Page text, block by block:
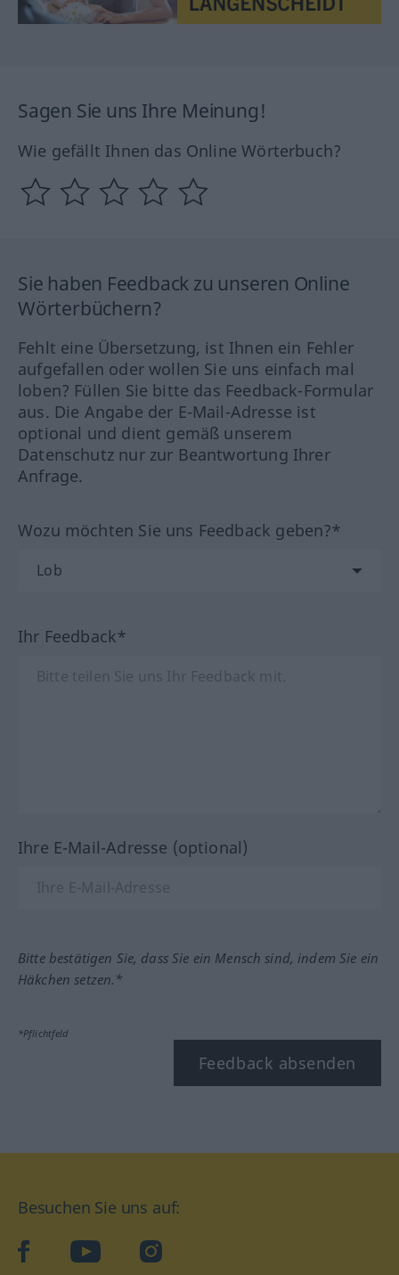
Sagen Sie uns Ihre Meinung!
Wie gefällt Ihnen das Online Wörterbuch?
Sie haben Feedback zu unseren Online
Wörterbüchern?
Fehlt eine Übersetzung, ist Ihnen ein Fehler
aufgefallen oder wollen Sie uns einfach mal
loben? Füllen Sie bitte das Feedback-Formular
aus. Die Angabe der E-Mail-Adresse ist
optional und dient gemäß unserem
Datenschutz nur zur Beantwortung Ihrer
Anfrage.
Wozu möchten Sie uns Feedback geben?*
Ihr Feedback*
Ihre E-Mail-Adresse (optional)
Bitte bestätigen Sie, dass Sie ein Mensch sind, indem Sie ein
Häkchen setzen.*
*Pflichtfeld
Feedback absenden
Besuchen Sie uns auf:
facebookYouTube Instagram